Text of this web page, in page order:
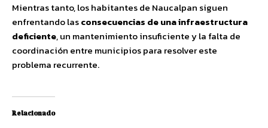
Mientras tanto, los habitantes de Naucalpan siguen
enfrentando lasconsecuencias de una infraestructura
deficiente, un mantenimiento insuficiente y la falta de
coordinación entre municipios para resolver este
problema recurrente.
Relacionado